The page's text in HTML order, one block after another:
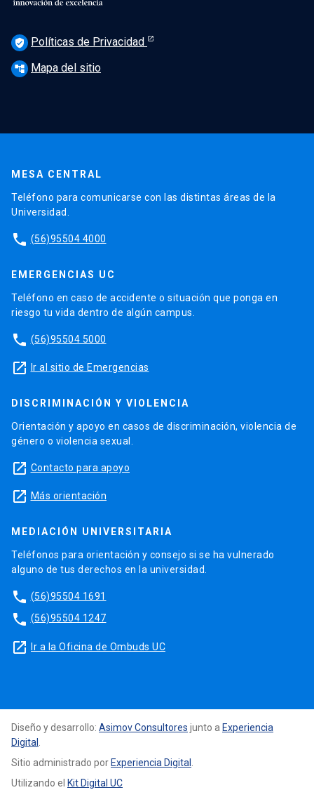
verified_user Políticas de Privacidad
account_tree Mapa del sitio
MESA CENTRAL
Teléfono para comunicarse con las distintas áreas de la
Universidad.
phone (56)95504 4000
EMERGENCIAS UC
Teléfono en caso de accidente o situación que ponga en
riesgo tu vida dentro de algún campus.
phone (56)95504 5000
launch Ir al sitio de Emergencias
DISCRIMINACIÓN Y VIOLENCIA
Orientación y apoyo en casos de discriminación, violencia de
género o violencia sexual.
launch Contacto para apoyo
launch Más orientación
MEDIACIÓN UNIVERSITARIA
Teléfonos para orientación y consejo si se ha vulnerado
alguno de tus derechos en la universidad.
phone (56)95504 1691
phone (56)95504 1247
launch Ir a la Oficina de Ombuds UC
Diseño y desarrollo: Asimov Consultores junto a Experiencia
Digital
Sitio administrado porExperiencia Digital
Utilizando el Kit Digital UC